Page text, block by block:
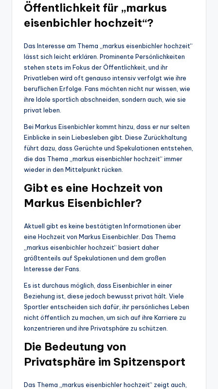
Öffentlichkeit für „markus
eisenbichler hochzeit“?
Das Interesse am Thema „markus eisenbichler hochzeit“
lässt sich leicht erklären. Prominente Persönlichkeiten
stehen stets im Fokus der Öffentlichkeit, und ihr
Privatleben wird oft genauso intensiv verfolgt wie ihre
beruflichen Erfolge. Fans möchten nicht nur wissen, wie
ihre Idole sportlich abschneiden, sondern auch, wie sie
privat leben.
Bei Markus Eisenbichler kommt hinzu, dass er nur selten
Einblicke in sein Liebesleben gibt. Diese Zurückhaltung
führt dazu, dass Gerüchte und Spekulationen entstehen,
die das Thema „markus eisenbichler hochzeit“ immer
wieder in den Mittelpunkt rücken.
Gibt es eine Hochzeit von
Markus Eisenbichler?
Aktuell gibt es keine bestätigten Informationen über
eine Hochzeit von Markus Eisenbichler. Das Thema
„markus eisenbichler hochzeit“ basiert daher
größtenteils auf Spekulationen und dem großen
Interesse der Fans.
Es ist durchaus möglich, dass Eisenbichler in einer
Beziehung ist, diese jedoch bewusst privat hält. Viele
Sportler entscheiden sich dafür, ihr persönliches Leben
nicht öffentlich zu machen, um sich auf ihre Karriere zu
konzentrieren und ihre Privatsphäre zu schützen.
Die Bedeutung von
Privatsphäre im Spitzensport
Das Thema „markus eisenbichler hochzeit“ zeigt auch,